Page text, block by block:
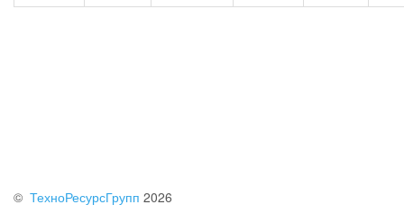
© ТехноРесурсГрупп 2026